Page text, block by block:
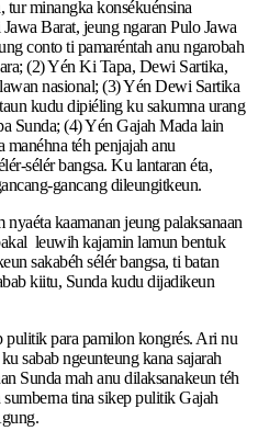
tur minangka konsékuénsina
Barat, jeung ngaran Pulo Jawa
conto ti pamaréntah anu ngarobah
(2) Yén Ki Tapa, Dewi Sartika,
nasional; (3) Yén Dewi Sartika
kudu dipiéling ku sakumna urang
Sunda; (4) Yén Gajah Mada lain
téh penjajah anu
sélér bangsa. Ku lantaran éta,
gancang dileungitkeun.
kaamanan jeung palaksanaan
leuwih kajamin lamun bentuk
sakabéh sélér bangsa, ti batan
kiitu, Sunda kudu dijadikeun
pulitik para pamilon kongrés. Ari nu
sabab ngeunteung kana sajarah
Sunda mah anu dilaksanakeun téh
sumberna tina sikep pulitik Gajah